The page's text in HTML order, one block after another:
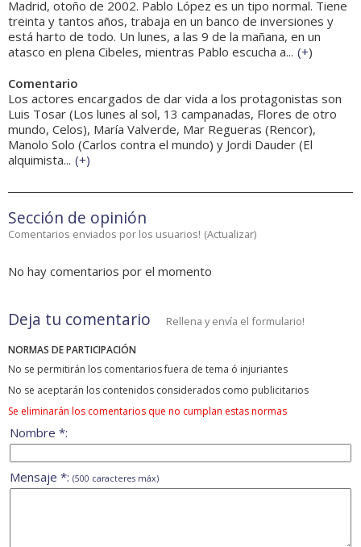
Madrid, otoño de 2002. Pablo López es un tipo normal. Tiene
treinta y tantos años, trabaja en un banco de inversiones y
está harto de todo. Un lunes, a las 9 de la mañana, en un
atasco en plena Cibeles, mientras Pablo escucha a... (+)
Comentario
Los actores encargados de dar vida a los protagonistas son
Luis Tosar (Los lunes al sol, 13 campanadas, Flores de otro
mundo, Celos), María Valverde, Mar Regueras (Rencor),
Manolo Solo (Carlos contra el mundo) y Jordi Dauder (El
alquimista... (+)
Sección de opinión
Comentarios enviados por los usuarios! (Actualizar)
No hay comentarios por el momento
Deja tu comentario Rellena y envía el formulario!
NORMAS DE PARTICIPACIÓN
No se permitirán los comentarios fuera de tema ó injuriantes
No se aceptarán los contenidos considerados como publicitarios
Se eliminarán los comentarios que no cumplan estas normas
Nombre *:
Mensaje *: (500 caracteres máx)